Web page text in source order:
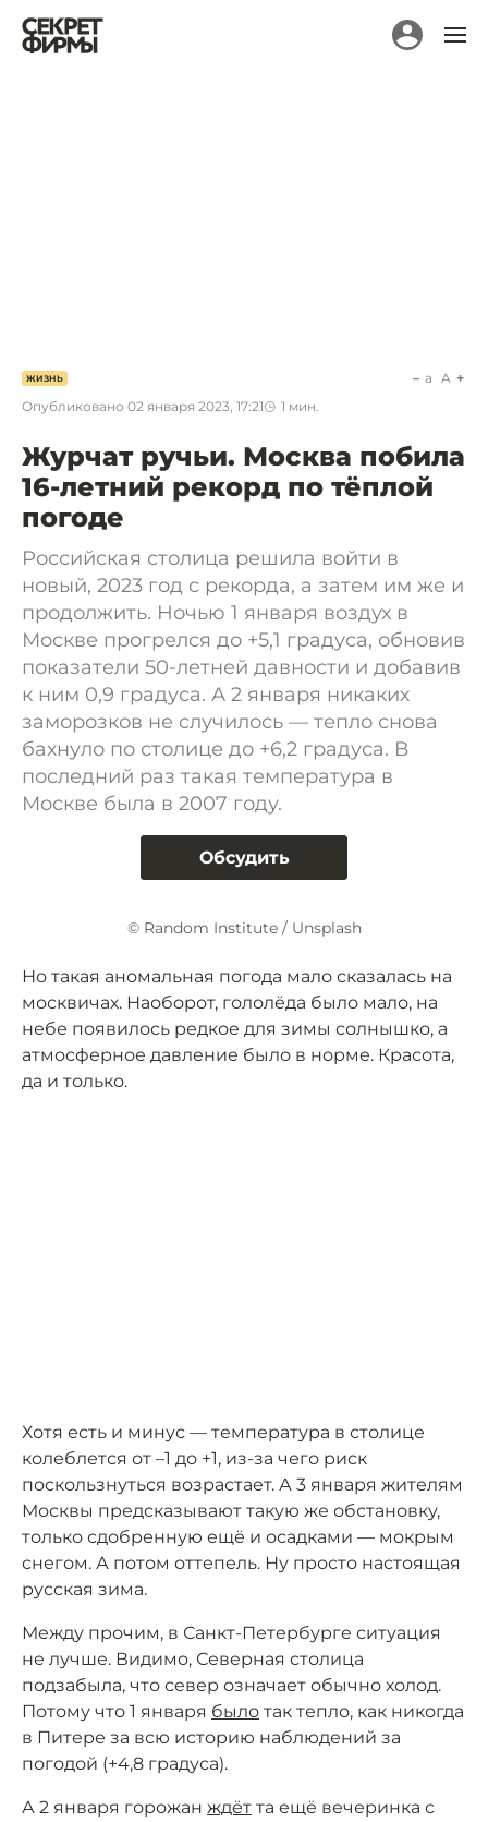
ЖИЗНЬ
Опубликовано 02 января 2023, 17:21 1 мин.
a A
Журчат ручьи. Москва побила
16-летний рекорд по тёплой
погоде
Российская столица решила войти в
новый, 2023 год с рекорда, а затем им же и
продолжить. Ночью 1 января воздух в
Москве прогрелся до +5,1 градуса, обновив
показатели 50-летней давности и добавив
к ним 0,9 градуса. А 2 января никаких
заморозков не случилось — тепло снова
бахнуло по столице до +6,2 градуса. В
последний раз такая температура в
Москве была в 2007 году.
Обсудить
© Random Institute / Unsplash
Но такая аномальная погода мало сказалась на
москвичах. Наоборот, гололёда было мало, на
небе появилось редкое для зимы солнышко, а
атмосферное давление было в норме. Красота,
да и только.
Хотя есть и минус — температура в столице
колеблется от –1 до +1, из-за чего риск
поскользнуться возрастает. А 3 января жителям
Москвы предсказывают такую же обстановку,
только сдобренную ещё и осадками — мокрым
снегом. А потом оттепель. Ну просто настоящая
русская зима.
Между прочим, в Санкт-Петербурге ситуация
не лучше. Видимо, Северная столица
подзабыла, что север означает обычно холод.
Потому что 1 января было так тепло, как никогда
в Питере за всю историю наблюдений за
погодой (+4,8 градуса).
А 2 января горожан ждёт та ещё вечеринка с